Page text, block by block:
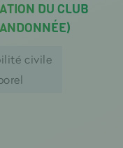
DU CLUB
civile